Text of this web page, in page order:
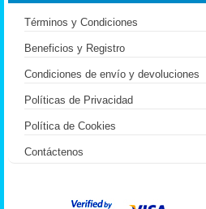
Términos y Condiciones
Beneficios y Registro
Condiciones de envío y devoluciones
Políticas de Privacidad
Política de Cookies
Contáctenos